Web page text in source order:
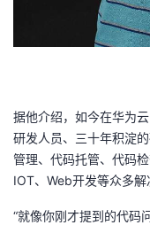
据他介绍，如今在华为
研发人员、三十年积淀
管理、代码托管、代码
IOT、Web开发等众多解
“就像你刚才提到的代码